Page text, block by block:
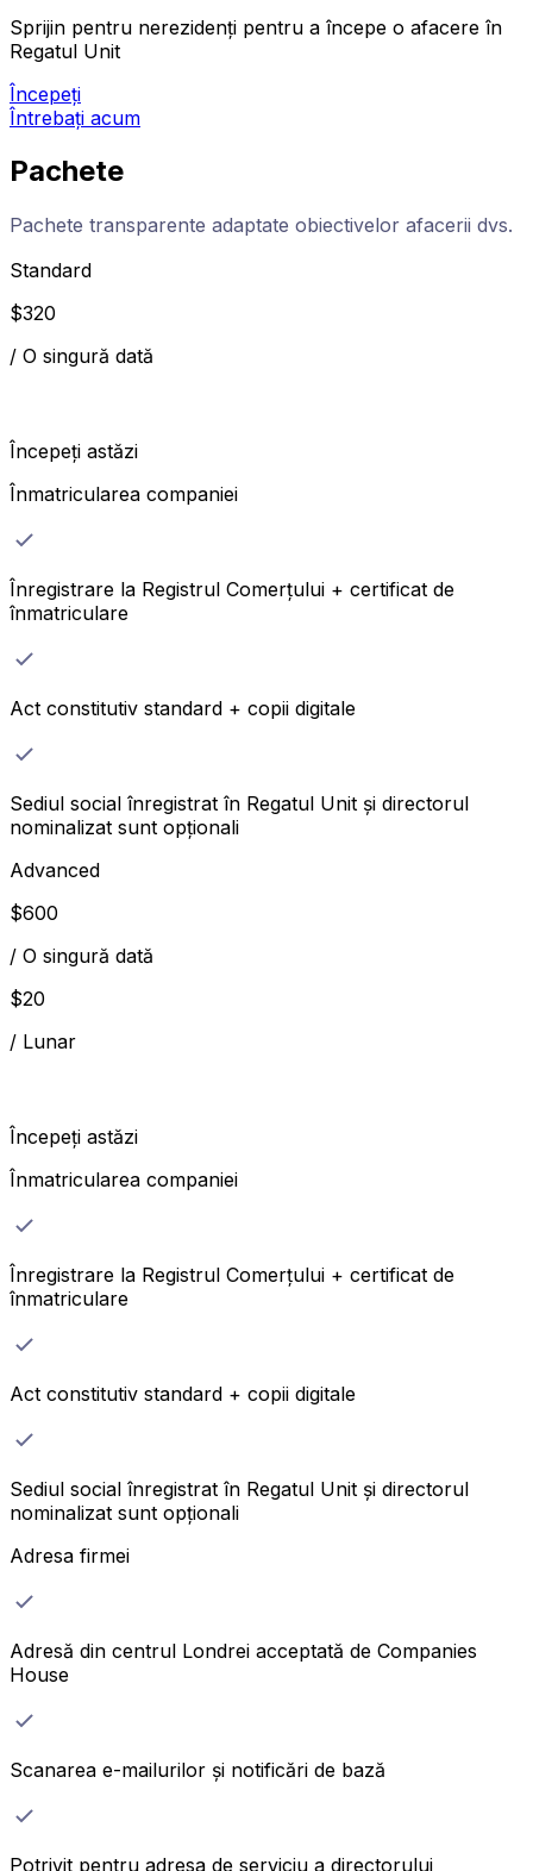
Sprijin pentru nerezidenți pentru a începe o afacere în
Regatul Unit
Începeți
Întrebați acum
Pachete
Pachete transparente adaptate obiectivelor afacerii dvs.
Standard
$320
/ O singură dată
Începeți astăzi
Înmatricularea companiei
Înregistrare la Registrul Comerțului + certificat de
înmatriculare
Act constitutiv standard + copii digitale
Sediul social înregistrat în Regatul Unit și directorul
nominalizat sunt opționali
Advanced
$600
/ O singură dată
$20
/ Lunar
Începeți astăzi
Înmatricularea companiei
Înregistrare la Registrul Comerțului + certificat de
înmatriculare
Act constitutiv standard + copii digitale
Sediul social înregistrat în Regatul Unit și directorul
nominalizat sunt opționali
Adresa firmei
Adresă din centrul Londrei acceptată de Companies
House
Scanarea e-mailurilor și notificări de bază
Potrivit pentru adresa de serviciu a directorului